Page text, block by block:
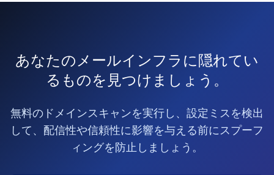
あなたのメールインフラに隠れてい
るものを見つけましょう。
無料のドメインスキャンを実行し、設定ミスを検出
して、配信性や信頼性に影響を与える前にスプーフ
ィングを防止しましょう。